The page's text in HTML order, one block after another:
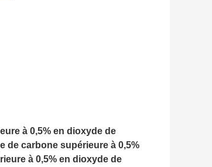
à 0,5% en dioxyde de
de carbone supérieure à 0,5%
à 0,5% en dioxyde de